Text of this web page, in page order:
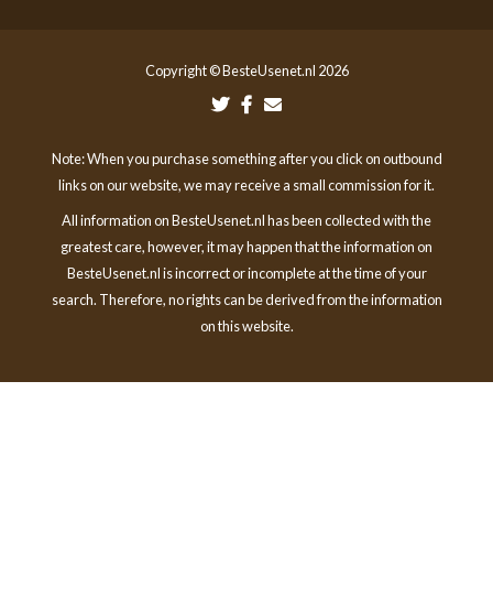
Copyright © BesteUsenet.nl 2026
Note: When you purchase something after you click on outbound
links on our website, we may receive a small commission for it.
All information on BesteUsenet.nl has been collected with the
greatest care, however, it may happen that the information on
BesteUsenet.nl is incorrect or incomplete at the time of your
search. Therefore, no rights can be derived from the information
on this website.